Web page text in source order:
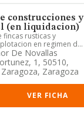
construcciones y
(en liquidacion)
rusticas y
en regimen de
c...
De Novallas
1, 50510,
Zaragoza
VER FICHA